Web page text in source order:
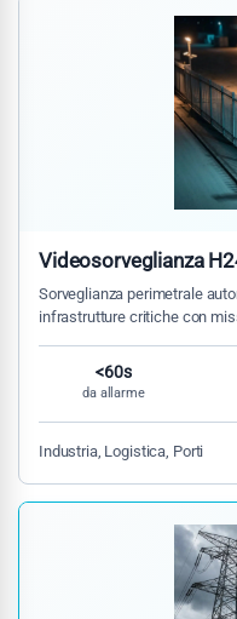
Videosorveglianza
Sorveglianza perimetrale
infrastrutture critiche con
<60s
da allarme
Industria, Logistica, Porti